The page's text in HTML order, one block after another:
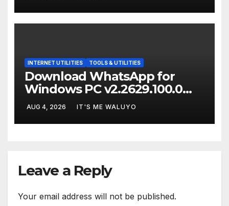
INTERNET UTILITIES TOOLS & UTILITIES
Download WhatsApp for
Windows PC v2.2629.100.0
Full Terbaru Version
AUG 4, 2026 IT'S ME WALUYO
Leave a Reply
Your email address will not be published.